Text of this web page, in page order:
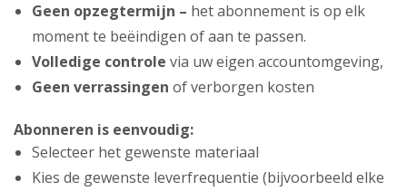
Geen opzegtermijn – het abonnement is op elk
moment te beëindigen of aan te passen.
Volledige controle via uw eigen accountomgeving,
Geen verrassingen of verborgen kosten
Abonneren is eenvoudig:
Selecteer het gewenste materiaal
Kies de gewenste leverfrequentie (bijvoorbeeld elke